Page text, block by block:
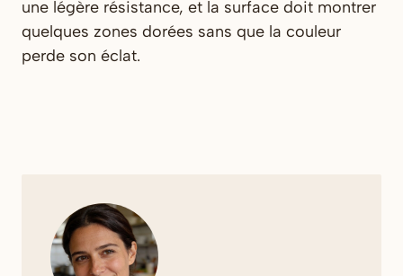
une légère résistance, et la surface doit montrer
quelques zones dorées sans que la couleur
perde son éclat.